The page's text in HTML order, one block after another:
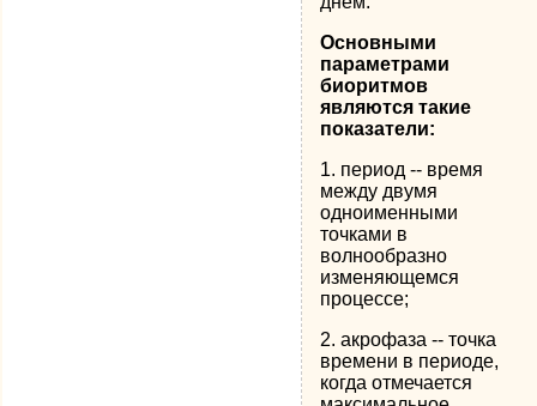
Основными
параметрами
биоритмов
являются такие
показатели:
1. период -- время
между двумя
одноименными
точками в
волнообразно
изменяющемся
процессе;
2. акрофаза -- точка
времени в периоде,
когда отмечается